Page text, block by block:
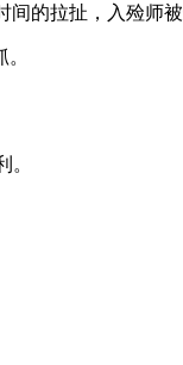
的拉扯，入殓师
。